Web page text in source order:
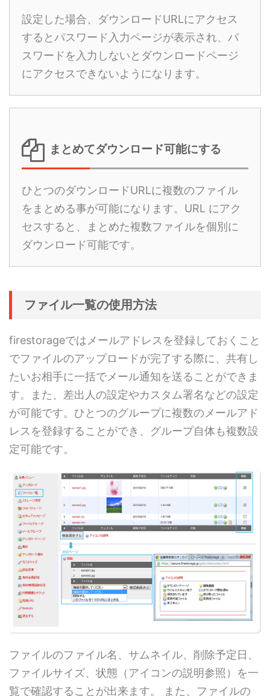
設定した場合、ダウンロードURLにアクセス
するとパスワード入力ページが表示され、パ
スワードを入力しないとダウンロードページ
にアクセスできないようになります。
まとめてダウンロード可能にする
ひとつのダウンロードURLに複数のファイル
をまとめる事が可能になります。URL にアク
セスすると、まとめた複数ファイルを個別に
ダウンロード可能です。
ファイル一覧の使用方法
firestorageではメールアドレスを登録しておくこと
でファイルのアップロードが完了する際に、共有し
たいお相手に一括でメール通知を送ることができま
す。また、差出人の設定やカスタム署名などの設定
が可能です。ひとつのグループに複数のメールアド
レスを登録することができ、グループ自体も複数設
定可能です。
ファイルのファイル名、サムネイル、削除予定日、
ファイルサイズ、状態（アイコンの説明参照）を一
覧で確認することが出来ます。 また、ファイルの